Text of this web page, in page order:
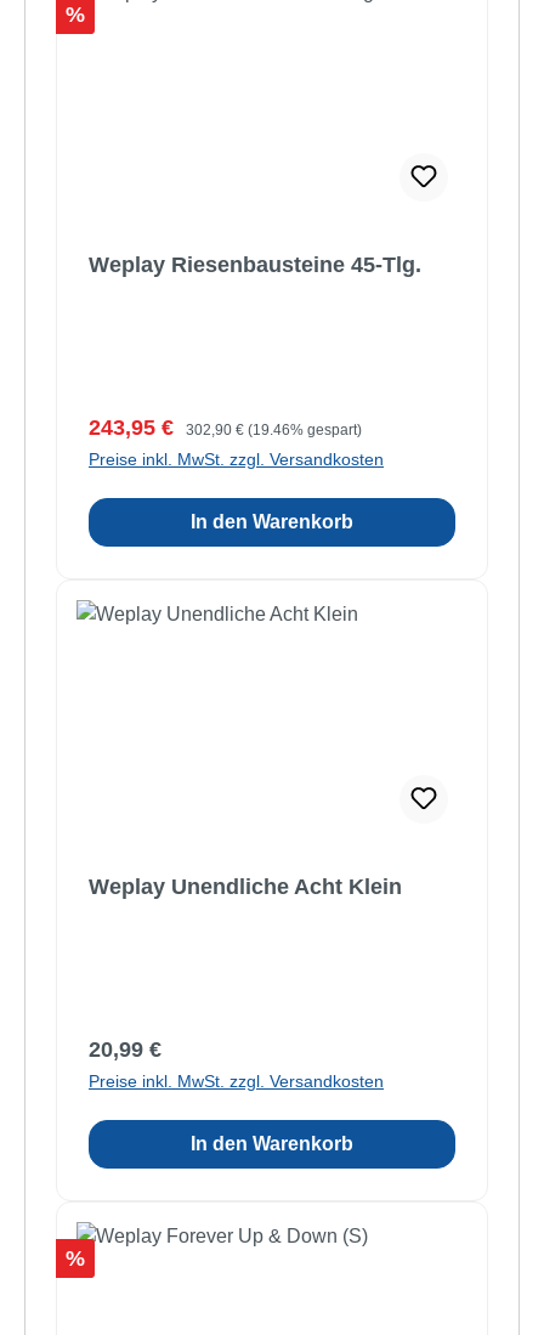
Rabatt
%
Weplay Riesenbausteine 45-Tlg.
Verkaufspreis:
243,95 € Regulärer Preis:
302,90 € (19.46% gespart)
Preise inkl. MwSt. zzgl. Versandkosten
In den Warenkorb
Weplay Unendliche Acht Klein
Regulärer Preis:
20,99 €
Preise inkl. MwSt. zzgl. Versandkosten
In den Warenkorb
Rabatt
%